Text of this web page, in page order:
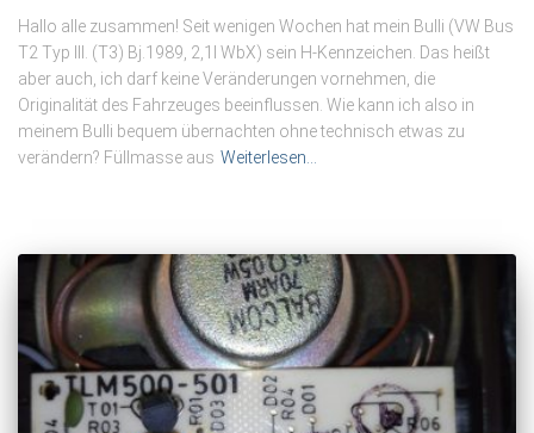
Hallo alle zusammen! Seit wenigen Wochen hat mein Bulli (VW Bus
T2 Typ III. (T3) Bj.1989, 2,1l WbX) sein H-Kennzeichen. Das heißt
aber auch, ich darf keine Veränderungen vornehmen, die
Originalität des Fahrzeuges beeinflussen. Wie kann ich also in
meinem Bulli bequem übernachten ohne technisch etwas zu
verändern? Füllmasse aus Weiterlesen…